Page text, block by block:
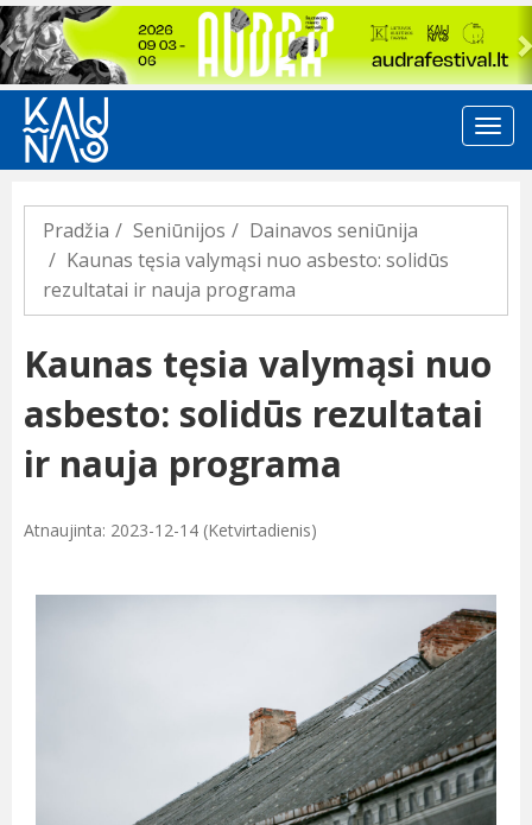
Previous
Pradžia Seniūnijos
Dainavos seniūnija
Kaunas tęsia valymąsi nuo asbesto: solidūs
rezultatai ir nauja programa
Kaunas tęsia valymąsi nuo
asbesto: solidūs rezultatai
ir nauja programa
Atnaujinta: 2023-12-14 (Ketvirtadienis)